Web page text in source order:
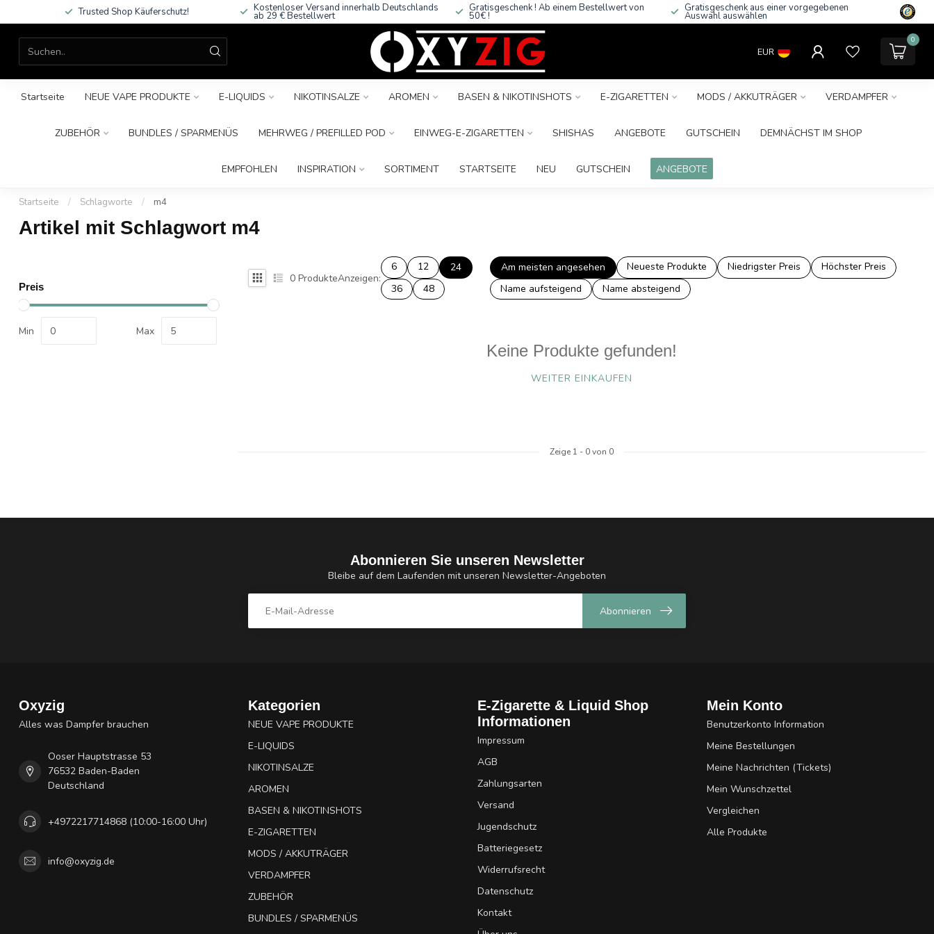
Trusted Shop Käuferschutz! Kostenloser Versand innerhalb Deutschlands
ab 29 € Bestellwert
Gratisgeschenk ! Ab einem Bestellwert von
50€ !
Gratisgeschenk aus einer vorgegebenen
Auswahl auswählen
EUR
0
Startseite NEUE VAPE PRODUKTE E-LIQUIDS NIKOTINSALZE AROMEN BASEN & NIKOTINSHOTS E-ZIGARETTEN MODS / AKKUTRÄGER VERDAMPFER
ZUBEHÖR BUNDLES / SPARMENÜS MEHRWEG / PREFILLED POD EINWEG-E-ZIGARETTEN SHISHAS ANGEBOTE GUTSCHEIN DEMNÄCHST IM SHOP
EMPFOHLEN INSPIRATION SORTIMENT STARTSEITE NEU GUTSCHEIN ANGEBOTE
Startseite / Schlagworte / m4
Artikel mit Schlagwort m4
Preis
Min Max
0 ProdukteAnzeigen:
6 12
24
36
48
Am meisten angesehen Neueste Produkte Niedrigster Preis
Höchster Preis
Name aufsteigend
Name absteigend
Keine Produkte gefunden!
WEITER EINKAUFEN
Zeige 1 - 0von 0
Abonnieren Sie unseren Newsletter
Bleibe auf dem Laufenden mit unseren Newsletter-Angeboten
Abonnieren
Oxyzig
Alles was Dampfer brauchen
Ooser Hauptstrasse 53
76532 Baden-Baden
Deutschland
+4972217714868 (10:00-16:00 Uhr)
info@oxyzig.de
Kategorien
NEUE VAPE PRODUKTE
E-LIQUIDS
NIKOTINSALZE
AROMEN
BASEN & NIKOTINSHOTS
E-ZIGARETTEN
MODS / AKKUTRÄGER
VERDAMPFER
ZUBEHÖR
BUNDLES / SPARMENÜS
E-Zigarette & Liquid Shop
Informationen
Impressum
AGB
Zahlungsarten
Versand
Jugendschutz
Batteriegesetz
Widerrufsrecht
Datenschutz
Kontakt
Mein Konto
Benutzerkonto Information
Meine Bestellungen
Meine Nachrichten (Tickets)
Mein Wunschzettel
Vergleichen
Alle Produkte